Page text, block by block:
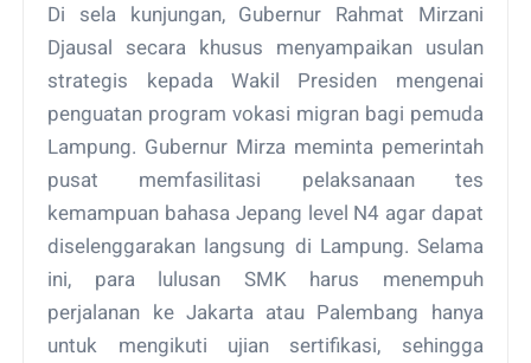
Di sela kunjungan, Gubernur Rahmat Mirzani
Djausal secara khusus menyampaikan usulan
strategis kepada Wakil Presiden mengenai
penguatan program vokasi migran bagi pemuda
Lampung. Gubernur Mirza meminta pemerintah
pusat memfasilitasi pelaksanaan tes
kemampuan bahasa Jepang level N4 agar dapat
diselenggarakan langsung di Lampung. Selama
ini, para lulusan SMK harus menempuh
perjalanan ke Jakarta atau Palembang hanya
untuk mengikuti ujian sertifikasi, sehingga